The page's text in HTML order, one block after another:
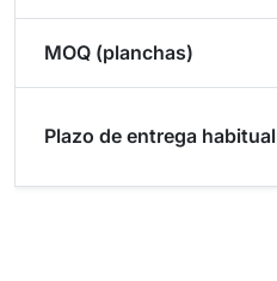
MOQ (planchas)
Plazo de entrega habitual